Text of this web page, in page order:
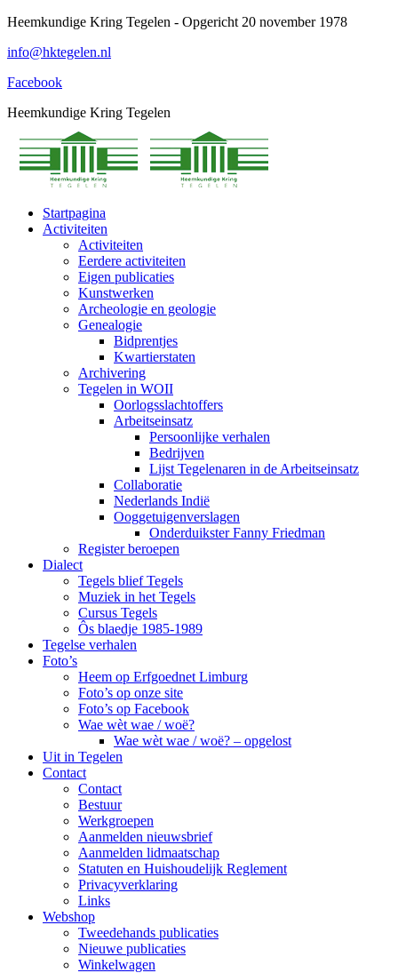
Spring
content
Heemkundige Kring Tegelen - Opgericht 20 november 1978
info@hktegelen.nl
Facebook
Heemkundige Kring Tegelen
Startpagina
Activiteiten
Activiteiten
Eerdere activiteiten
Eigen publicaties
Kunstwerken
Archeologie en geologie
Genealogie
Bidprentjes
Kwartierstaten
Archivering
Tegelen in WOII
Oorlogsslachtoffers
Arbeitseinsatz
Persoonlijke verhalen
Bedrijven
Lijst Tegelenaren in de Arbeitseinsatz
Collaboratie
Nederlands Indië
Ooggetuigenverslagen
Onderduikster Fanny Friedman
Register beroepen
Dialect
Tegels blief Tegels
Muziek in het Tegels
Cursus Tegels
Ôs blaedje 1985-1989
Tegelse verhalen
Foto’s
Heem op Erfgoednet Limburg
Foto’s op onze site
Foto’s op Facebook
Wae wèt wae / woë?
Wae wèt wae / woë? – opgelost
Uit in Tegelen
Contact
Contact
Bestuur
Werkgroepen
Aanmelden nieuwsbrief
Aanmelden lidmaatschap
Statuten en Huishoudelijk Reglement
Privacyverklaring
Links
Webshop
Tweedehands publicaties
Nieuwe publicaties
Winkelwagen